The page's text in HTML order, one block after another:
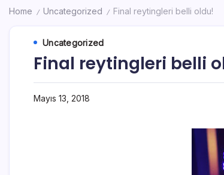
Home / Uncategorized / Final reytingleri belli oldu!
Uncategorized
Final reytingleri belli
Mayıs 13, 2018